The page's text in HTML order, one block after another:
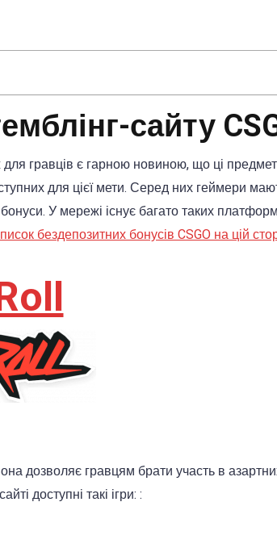
сайту
гравців є гарною новиною, що ці
для цієї мети. Серед них геймери
У мережі існує багато таких
бездепозитних бонусів CSGO на цій
дозволяє гравцям брати участь в
доступні такі ігри: :